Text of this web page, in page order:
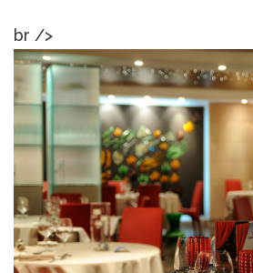
br />